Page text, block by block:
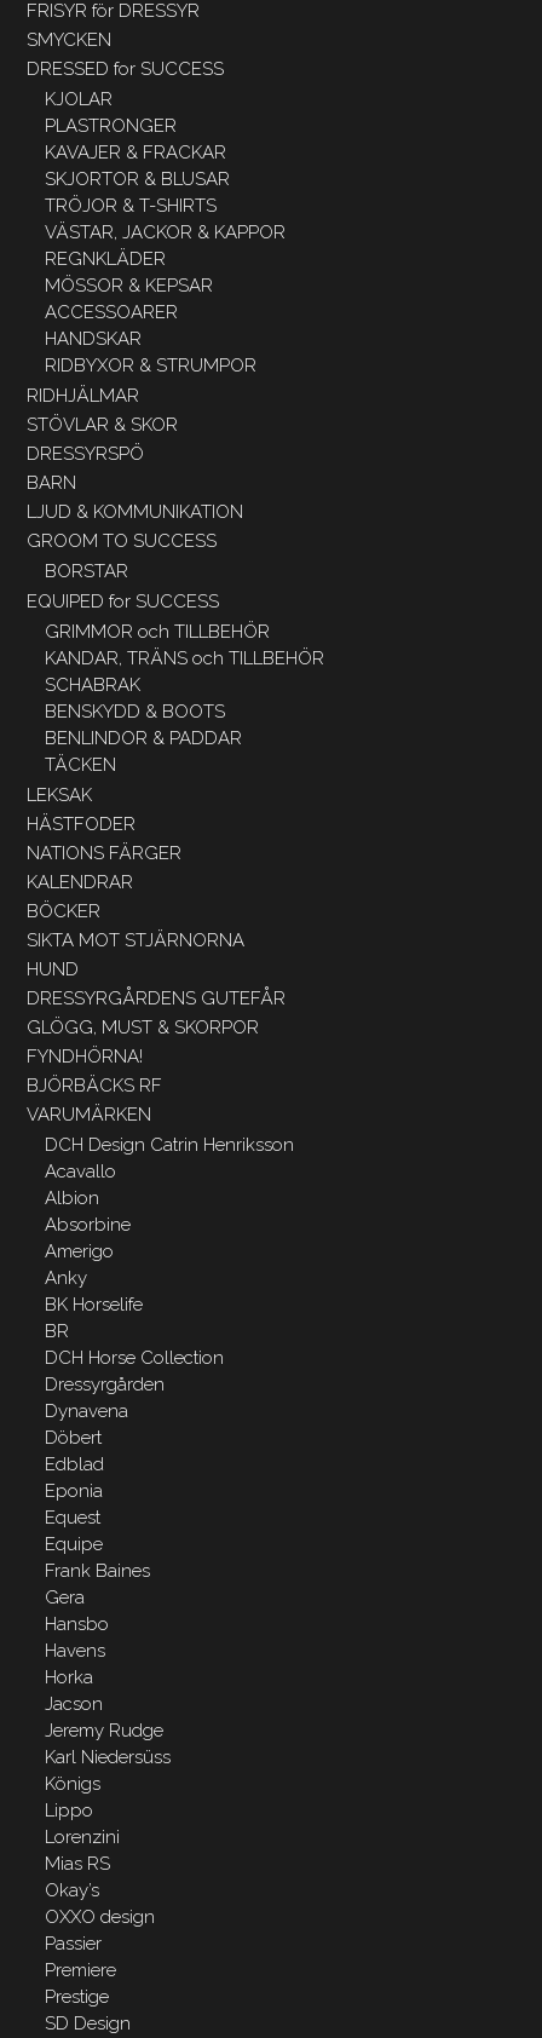
FRISYR för DRESSYR
SMYCKEN
DRESSED for SUCCESS
KJOLAR
PLASTRONGER
KAVAJER & FRACKAR
SKJORTOR & BLUSAR
TRÖJOR & T-SHIRTS
VÄSTAR, JACKOR & KAPPOR
REGNKLÄDER
MÖSSOR & KEPSAR
ACCESSOARER
HANDSKAR
RIDBYXOR & STRUMPOR
RIDHJÄLMAR
STÖVLAR & SKOR
DRESSYRSPÖ
BARN
LJUD & KOMMUNIKATION
GROOM TO SUCCESS
BORSTAR
EQUIPED for SUCCESS
GRIMMOR och TILLBEHÖR
KANDAR, TRÄNS och TILLBEHÖR
SCHABRAK
BENSKYDD & BOOTS
BENLINDOR & PADDAR
TÄCKEN
LEKSAK
HÄSTFODER
NATIONS FÄRGER
KALENDRAR
BÖCKER
SIKTA MOT STJÄRNORNA
HUND
DRESSYRGÅRDENS GUTEFÅR
GLÖGG, MUST & SKORPOR
FYNDHÖRNA!
BJÖRBÄCKS RF
VARUMÄRKEN
DCH Design Catrin Henriksson
Acavallo
Albion
Absorbine
Amerigo
Anky
BK Horselife
BR
DCH Horse Collection
Dressyrgården
Dynavena
Döbert
Edblad
Eponia
Equest
Equipe
Frank Baines
Gera
Hansbo
Havens
Horka
Jacson
Jeremy Rudge
Karl Niedersüss
Königs
Lippo
Lorenzini
Mias RS
Okay’s
OXXO design
Passier
Premiere
Prestige
SD Design